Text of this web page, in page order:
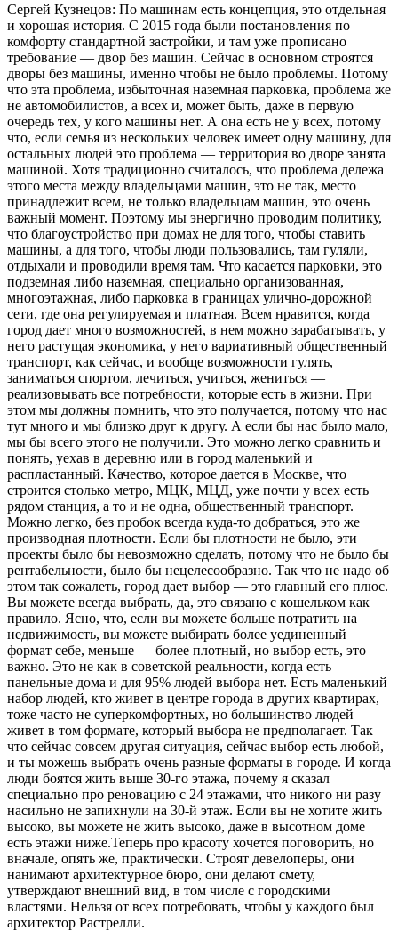
Сергей Кузнецов: По машинам есть концепция, это отдельная
и хорошая история. С 2015 года были постановления по
комфорту стандартной застройки, и там уже прописано
требование — двор без машин. Сейчас в основном строятся
дворы без машины, именно чтобы не было проблемы. Потому
что эта проблема, избыточная наземная парковка, проблема же
не автомобилистов, а всех и, может быть, даже в первую
очередь тех, у кого машины нет. А она есть не у всех, потому
что, если семья из нескольких человек имеет одну машину, для
остальных людей это проблема — территория во дворе занята
машиной. Хотя традиционно считалось, что проблема дележа
этого места между владельцами машин, это не так, место
принадлежит всем, не только владельцам машин, это очень
важный момент. Поэтому мы энергично проводим политику,
что благоустройство при домах не для того, чтобы ставить
машины, а для того, чтобы люди пользовались, там гуляли,
отдыхали и проводили время там. Что касается парковки, это
подземная либо наземная, специально организованная,
многоэтажная, либо парковка в границах улично-дорожной
сети, где она регулируемая и платная. Всем нравится, когда
город дает много возможностей, в нем можно зарабатывать, у
него растущая экономика, у него вариативный общественный
транспорт, как сейчас, и вообще возможности гулять,
заниматься спортом, лечиться, учиться, жениться —
реализовывать все потребности, которые есть в жизни. При
этом мы должны помнить, что это получается, потому что нас
тут много и мы близко друг к другу. А если бы нас было мало,
мы бы всего этого не получили. Это можно легко сравнить и
понять, уехав в деревню или в город маленький и
распластанный. Качество, которое дается в Москве, что
строится столько метро, МЦК, МЦД, уже почти у всех есть
рядом станция, а то и не одна, общественный транспорт.
Можно легко, без пробок всегда куда-то добраться, это же
производная плотности. Если бы плотности не было, эти
проекты было бы невозможно сделать, потому что не было бы
рентабельности, было бы нецелесообразно. Так что не надо об
этом так сожалеть, город дает выбор — это главный его плюс.
Вы можете всегда выбрать, да, это связано с кошельком как
правило. Ясно, что, если вы можете больше потратить на
недвижимость, вы можете выбирать более уединенный
формат себе, меньше — более плотный, но выбор есть, это
важно. Это не как в советской реальности, когда есть
панельные дома и для 95% людей выбора нет. Есть маленький
набор людей, кто живет в центре города в других квартирах,
тоже часто не суперкомфортных, но большинство людей
живет в том формате, который выбора не предполагает. Так
что сейчас совсем другая ситуация, сейчас выбор есть любой,
и ты можешь выбрать очень разные форматы в городе. И когда
люди боятся жить выше 30-го этажа, почему я сказал
специально про реновацию с 24 этажами, что никого ни разу
насильно не запихнули на 30-й этаж. Если вы не хотите жить
высоко, вы можете не жить высоко, даже в высотном доме
есть этажи ниже.Теперь про красоту хочется поговорить, но
вначале, опять же, практически. Строят девелоперы, они
нанимают архитектурное бюро, они делают смету,
утверждают внешний вид, в том числе с городскими
властями. Нельзя от всех потребовать, чтобы у каждого был
архитектор Растрелли.